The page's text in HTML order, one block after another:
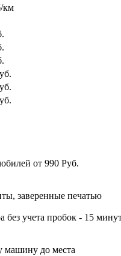
км
от 990 Руб.
заверенные печатью
без учета пробок - 15
машину до места